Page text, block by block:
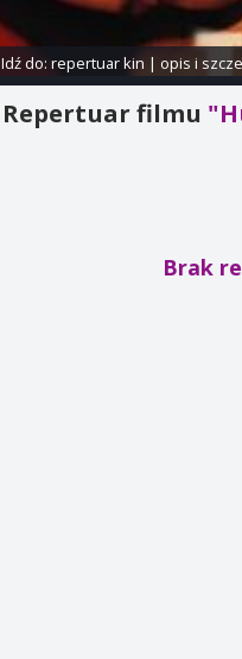
Idź do: repertuar kin | opis i
Repertuar filmu
Brak